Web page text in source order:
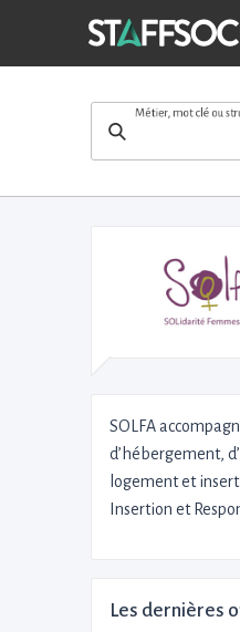
Métier, mot clé ou
SOLFA
d’hébergement,
logement et
Insertion et
Les dernières